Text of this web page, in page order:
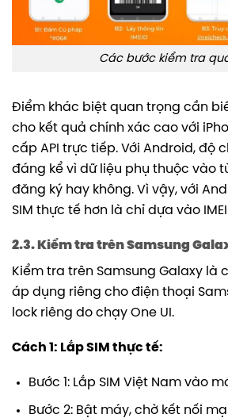
Các bước kiểm tra
Điểm khác biệt quan trọng cần
cho kết quả chính xác cao với
cấp API trực tiếp. Với Android, độ
đáng kể vì dữ liệu phụ thuộc vào
đăng ký hay không. Vì vậy, với
SIM thực tế hơn là chỉ dựa vào
2.3. Kiểm tra trên Samsung
Kiểm tra trên Samsung Galaxy là
áp dụng riêng cho điện thoại
lock riêng do chạy One UI.
Cách 1: Lắp SIM thực tế:
Bước 1: Lắp SIM Việt Nam vào
Bước 2: Bật máy, chờ kết nối